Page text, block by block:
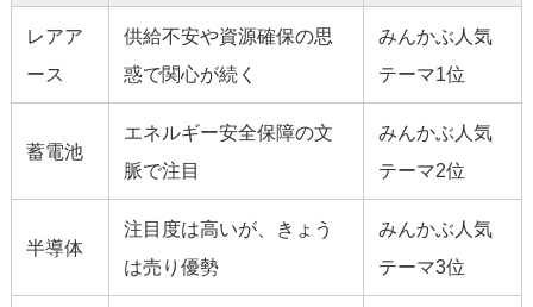
レアア
ース
供給不安や資源確保の思
惑で関心が続く
みんかぶ人気
テーマ1位
蓄電池
エネルギー安全保障の文
脈で注目
みんかぶ人気
テーマ2位
半導体
注目度は高いが、きょう
は売り優勢
みんかぶ人気
テーマ3位